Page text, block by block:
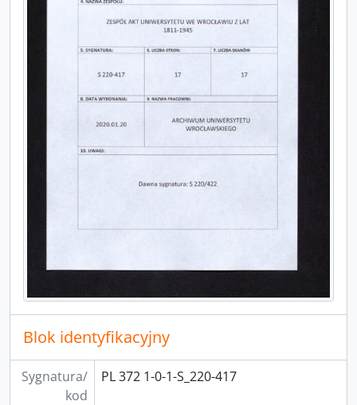
Blok identyfikacyjny
Sygnatura/
kod
PL 372 1-0-1-S_220-417